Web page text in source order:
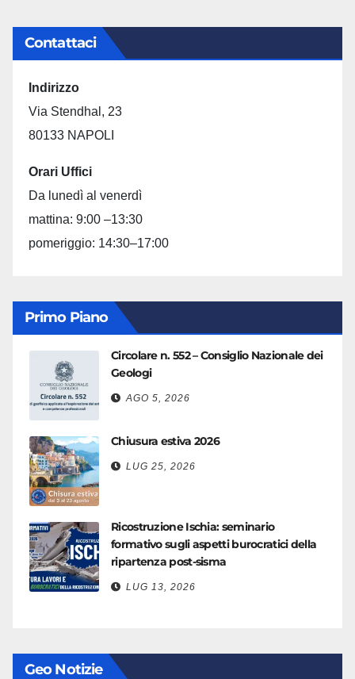
Contattaci
Indirizzo
Via Stendhal, 23
80133 NAPOLI
Orari Uffici
Da lunedì al venerdì
mattina: 9:00 –13:30
pomeriggio: 14:30–17:00
Primo Piano
Circolare n. 552 – Consiglio Nazionale dei
Geologi
AGO 5, 2026
Chiusura estiva 2026
LUG 25, 2026
Ricostruzione Ischia: seminario
formativo sugli aspetti burocratici della
ripartenza post-sisma
LUG 13, 2026
Geo Notizie